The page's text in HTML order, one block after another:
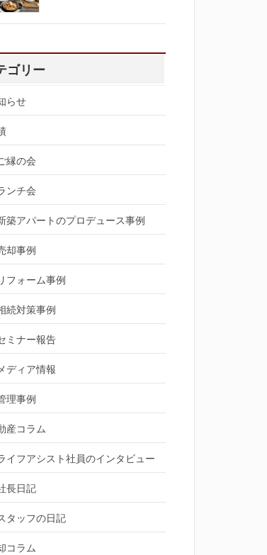
ゴリー
らせ
縁の会
ンチ会
築アパートのプロデュース事例
却事例
フォーム事例
続対策事例
ミナー報告
ディア情報
理事例
産コラム
イフアシスト社員のインタビュー
長日記
タッフの日記
コラム